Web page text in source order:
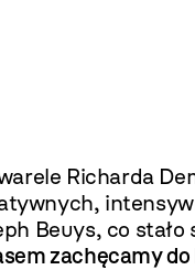
Richarda
Beuys, co
zachęcamy